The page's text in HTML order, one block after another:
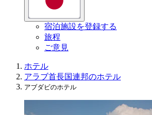
宿泊施設を登録する
旅程
ご意見
ホテル
アラブ首長国連邦のホテル
アブダビのホテル